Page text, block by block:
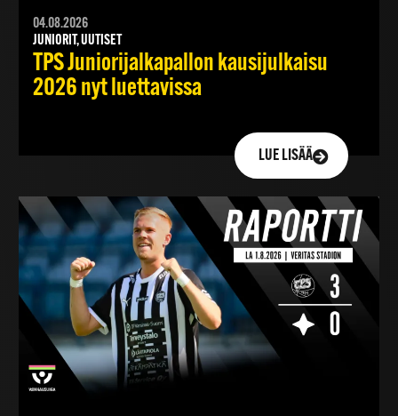
04.08.2026
JUNIORIT, UUTISET
TPS Juniorijalkapallon kausijulkaisu
2026 nyt luettavissa
LUE LISÄÄ